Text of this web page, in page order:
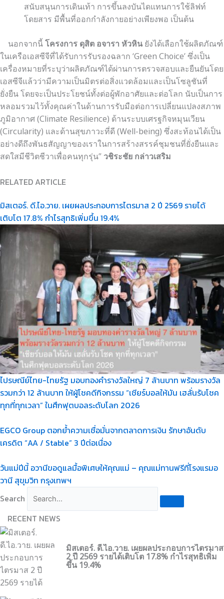
สนับสนุนการเดินเท้า การขึ้นลงบันไดแทนการใช้ลิฟท์
โดยสาร มีพื้นที่ออกกำลังกายอย่างเพียงพอ เป็นต้น
นอกจากนี้โครงการ ดุสิต อจารา หัวหิน ยังได้เลือกใช้ผลิตภัณฑ์
ในเครือเอสซีจีที่ได้รับการรับรองฉลาก ‘Green Choice’ ซึ่งเป็น
เครื่องหมายที่ระบุว่าผลิตภัณฑ์ได้ผ่านการตรวจสอบและยืนยันโดย
เอสซีจีแล้วว่ามีความเป็นมิตรต่อสิ่งแวดล้อมและเป็นโซลูชันที่
ยั่งยืน โดยจะเป็นประโยชน์ทั้งต่อผู้พักอาศัยและต่อโลก นับเป็นการ
หลอมรวมไว้ทั้งคุณค่าในด้านการรับมือต่อการเปลี่ยนแปลงสภาพ
ภูมิอากาศ (Climate Resilience) ด้านระบบเศรฐกิจหมุนเวียน
(Circularity) และด้านสุขภาวะที่ดี (Well-being) ซึ่งสะท้อนได้เป็น
อย่างดีถึงพันธสัญญาของเราในการสร้างสรรค์ชุมชนที่ยั่งยืนและ
สดใสมีชีวิตชีวาเพื่อคนทุกรุ่น” วชิระชัย กล่าวเสริม
RELATED ARTICLE
มิสเตอร์. ดี.ไอ.วาย. เผยผลประกอบการไตรมาส 2 ปี 2569 รายได้
เติบโต 17.8% กำไรสุทธิเพิ่มขึ้น 19.4%
ไปรษณีย์ไทย-ไทยรัฐ มอบทองคำรางวัลใหญ่ 7 ล้านบาท พร้อมรางวัล
รวมกว่า 12 ล้านบาท ให้ผู้โชคดีกิจกรรม “เชียร์บอลให้มัน เฮลั่นรับโชค
ทุกที่ทุกเวลา” ในศึกฟุตบอลระดับโลก 2026
EGCO Group ตอกย้ำความเชื่อมั่นจากตลาดการเงิน รักษาอันดับ
เครดิต “AA / Stable” 3 ปีต่อเนื่อง
วันแม่ปีนี้ อวานีขอดูแลมื้อพิเศษให้คุณแม่ – คุณแม่ทานฟรีที่โรงแรมอ
วานี สุขุมวิท กรุงเทพฯ
Search
RECENT NEWS
มิสเตอร์. ดี.ไอ.วาย. เผยผลประกอบการไตรมาส
2 ปี 2569 รายได้เติบโต 17.8% กำไรสุทธิเพิ่ม
ขึ้น 19.4%